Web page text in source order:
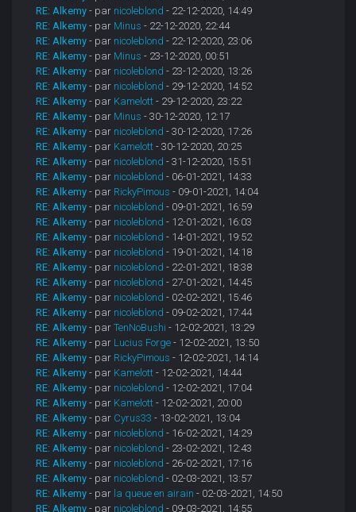
RE: Alkemy - par nicoleblond - 22-12-2020, 14:49
RE: Alkemy - par Minus - 22-12-2020, 22:44
RE: Alkemy - par nicoleblond - 22-12-2020, 23:06
RE: Alkemy - par Minus - 23-12-2020, 00:51
RE: Alkemy - par nicoleblond - 23-12-2020, 13:26
RE: Alkemy - par nicoleblond - 29-12-2020, 14:52
RE: Alkemy - par Kamelott - 29-12-2020, 23:22
RE: Alkemy - par Minus - 30-12-2020, 12:17
RE: Alkemy - par nicoleblond - 30-12-2020, 17:26
RE: Alkemy - par Kamelott - 30-12-2020, 20:25
RE: Alkemy - par nicoleblond - 31-12-2020, 15:51
RE: Alkemy - par nicoleblond - 06-01-2021, 14:33
RE: Alkemy - par RickyPimous - 09-01-2021, 14:04
RE: Alkemy - par nicoleblond - 09-01-2021, 16:59
RE: Alkemy - par nicoleblond - 12-01-2021, 16:03
RE: Alkemy - par nicoleblond - 14-01-2021, 19:52
RE: Alkemy - par nicoleblond - 19-01-2021, 14:18
RE: Alkemy - par nicoleblond - 22-01-2021, 18:38
RE: Alkemy - par nicoleblond - 27-01-2021, 14:45
RE: Alkemy - par nicoleblond - 02-02-2021, 15:46
RE: Alkemy - par nicoleblond - 09-02-2021, 17:44
RE: Alkemy - parTenNoBushi - 12-02-2021, 13:29
RE: Alkemy - par Lucius Forge - 12-02-2021, 13:50
RE: Alkemy - par RickyPimous - 12-02-2021, 14:14
RE: Alkemy - par Kamelott - 12-02-2021, 14:44
RE: Alkemy - par nicoleblond - 12-02-2021, 17:04
RE: Alkemy - par Kamelott - 12-02-2021, 20:00
RE: Alkemy - par Cyrus33 - 13-02-2021, 13:04
RE: Alkemy - par nicoleblond - 16-02-2021, 14:29
RE: Alkemy - par nicoleblond - 23-02-2021, 12:43
RE: Alkemy - par nicoleblond - 26-02-2021, 17:16
RE: Alkemy - par nicoleblond - 02-03-2021, 13:57
RE: Alkemy - par la queue en airain - 02-03-2021, 14:50
RE: Alkemy - par nicoleblond - 09-03-2021, 14:55